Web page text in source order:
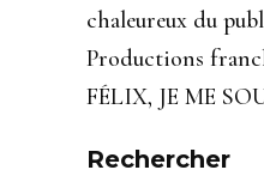
chaleureux du
Productions
FÉLIX, JE ME
Rechercher